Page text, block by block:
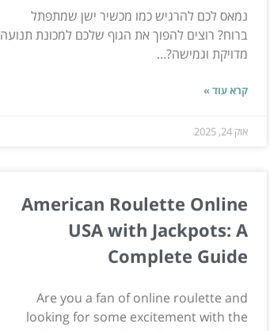
נמאס לכם להרגיש כמו מכשיר ישן שמתפתל
ברוח? רוצים להפוך את הגוף שלכם למכונת תנועה
מדויקת וגמישה?...
קרא עוד »
אוק 24, 2025
American Roulette Online
USA with Jackpots: A
Complete Guide
Are you a fan of online roulette and
looking for some excitement with the